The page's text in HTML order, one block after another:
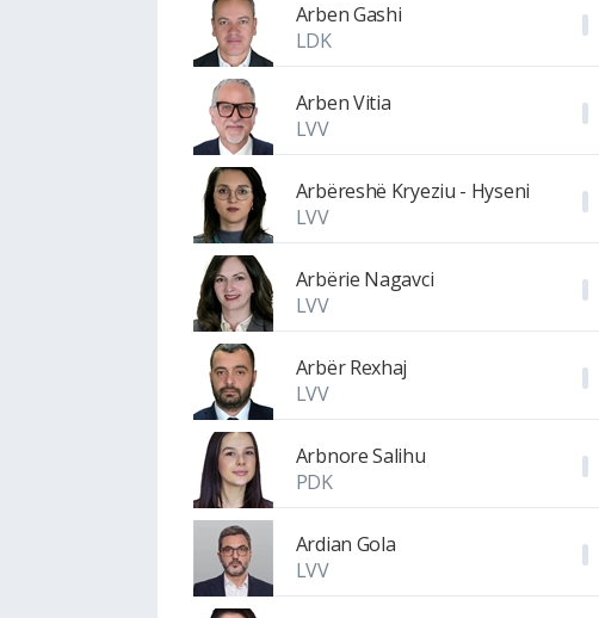
Arben Gashi
LDK
Arben Vitia
LVV
Arbëreshë Kryeziu - Hyseni
LVV
Arbërie Nagavci
LVV
Arbër Rexhaj
LVV
Arbnore Salihu
PDK
Ardian Gola
LVV